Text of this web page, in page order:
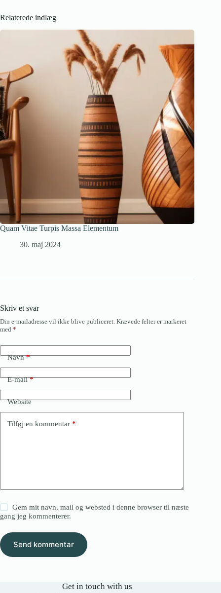
Relaterede indlæg
Quam Vitae Turpis Massa Elementum
30. maj 2024
Skriv et svar
Din e-mailadresse vil ikke blive publiceret. Krævede felter er markeret
med *
Navn*
E-mail*
Website
Tilføj en kommentar *
Gem mit navn, mail og websted i denne browser til næste
gang jeg kommenterer.
Send kommentar
Get in touch with us